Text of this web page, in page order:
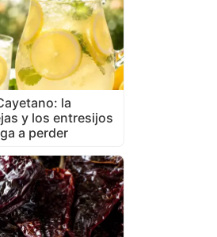
la
y los entresijos
a perder